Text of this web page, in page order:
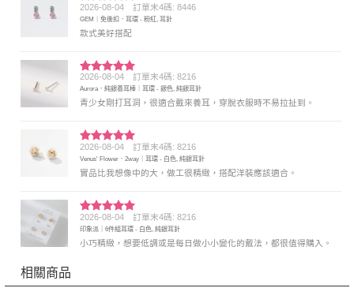
評分5 滿
分 5
2026-08-04 訂單末4碼: 8446
GEM｜免後扣．耳環 - 粉紅, 耳針
款式美好搭配
評分5 滿
分 5
2026-08-04 訂單末4碼: 8216
Aurora．純銀養耳棒｜耳環 - 銀色, 純銀耳針
青少女剛打耳洞，很適合戴來養耳，穿脫衣服時不易拉扯到。
評分5 滿
分 5
2026-08-04 訂單末4碼: 8216
Venus' Flower．2way｜耳環 - 白色, 純銀耳針
實品比我想像中的大，做工很精緻，搭配洋裝應該適合。
評分5滿
分 5
2026-08-04 訂單末4碼: 8216
印象派｜6件組耳環 - 白色, 純銀耳針
小巧精緻，想要低調或是每日做小小變化的戴法，都很值得購入。
相關商品